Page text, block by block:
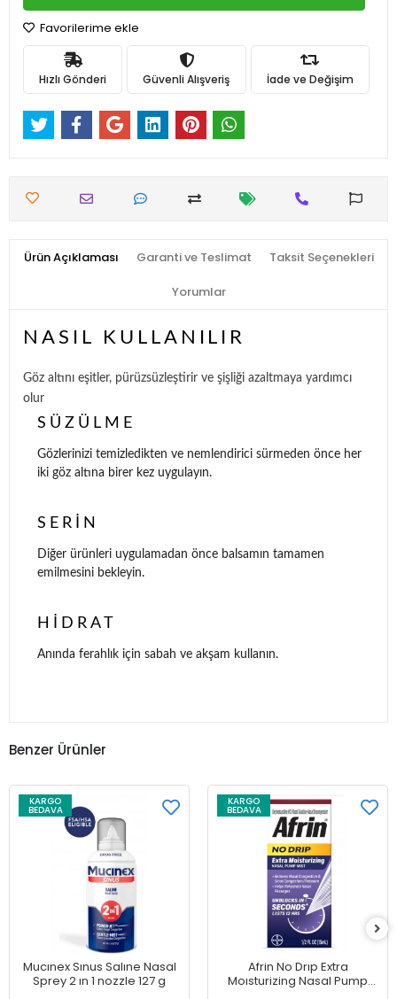
Favorilerime ekle
Hızlı Gönderi Güvenli Alışveriş İade ve Değişim
Ürün Açıklaması Garanti ve Teslimat Taksit Seçenekleri
Yorumlar
NASIL KULLANILIR
Göz altını eşitler, pürüzsüzleştirir ve şişliği azaltmaya yardımcı
olur
SÜZÜLME
Gözlerinizi temizledikten ve nemlendirici sürmeden önce her
iki göz altına birer kez uygulayın.
SERIN
Diğer ürünleri uygulamadan önce balsamın tamamen
emilmesini bekleyin.
HIDRAT
Anında ferahlık için sabah ve akşam kullanın.
Benzer Ürünler
KARGO
BEDAVA
Mucınex Sınus Salıne Nasal
Sprey 2 ın 1 nozzle 127 g
KARGO
BEDAVA
Afrin No Drıp Extra
Moısturizing Nasal Pump